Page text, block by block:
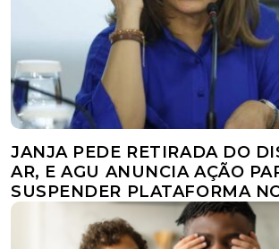
JANJA PEDE RETIRADA DO
AR, E AGU ANUNCIA AÇÃO
SUSPENDER PLATAFORMA